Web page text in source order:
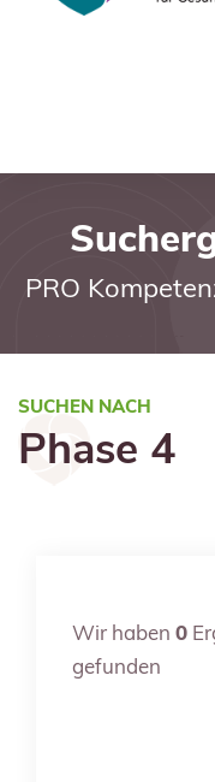
PRO
SUCHEN NACH
Phase 4
Wir haben 0
gefunden